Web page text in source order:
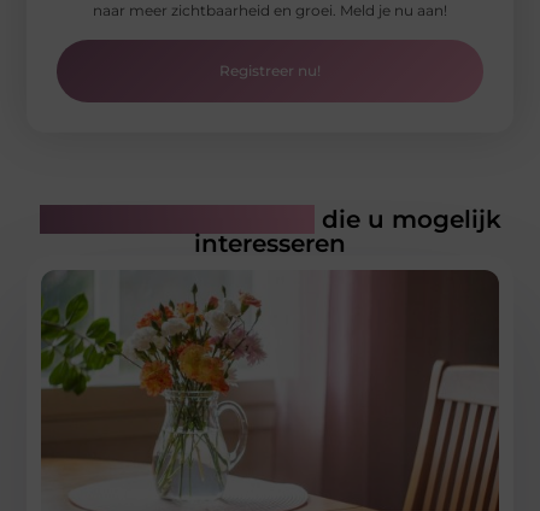
naar meer zichtbaarheid en groei. Meld je nu aan!
Registreer nu!
die u mogelijk
interesseren